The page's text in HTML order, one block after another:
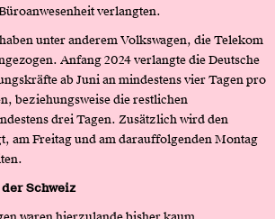
verlangten.
unter anderem Volkswagen, die Telekom
Anfang 2024 verlangte die Deutsche
ab Juni an mindestens vier Tagen pro
beziehungsweise die restlichen
drei Tagen. Zusätzlich wird den
am Freitag und am darauffolgenden Montag
Schweiz